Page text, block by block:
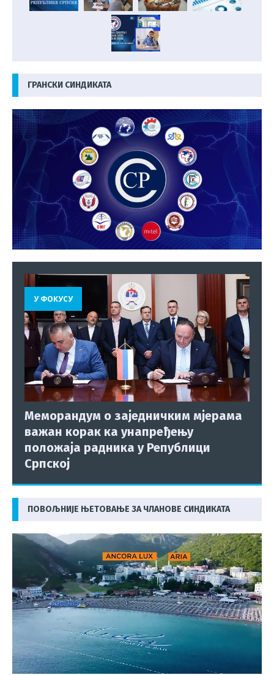
ГРАНСКИ СИНДИКАТА
У ФОКУСУ
Меморандум о заједничким мјерама
важан корак ка унапређењу
положаја радника у Републици
Српској
ПОВОЉНИЈЕ ЊЕТОВАЊЕ ЗА ЧЛАНОВЕ СИНДИКАТА